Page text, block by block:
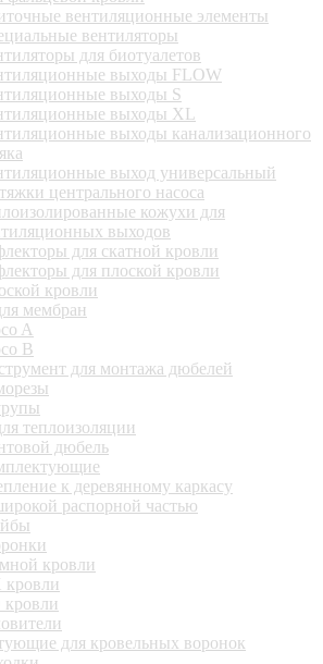
вентиляционные элементы
вентиляторы
для биотуалетов
выходы FLOW
выходы S
выходы XL
выходы канализационного
выход универсальный
центрального насоса
кожухи для
выходов
для скатной кровли
для плоской кровли
кровли
мембран
A
B
для монтажа дюбелей
теплоизоляции
дюбель
к деревянному каркасу
распорной частью
кровли
для кровельных воронок